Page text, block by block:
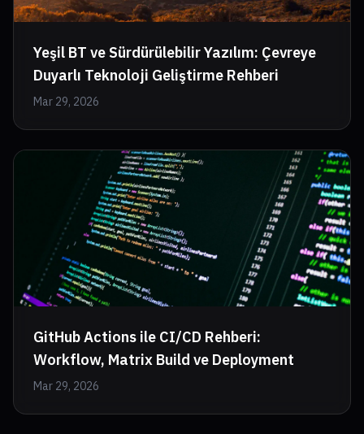
Yeşil BT ve Sürdürülebilir Yazılım: Çevreye
Duyarlı Teknoloji Geliştirme Rehberi
Mar 29, 2026
GitHub Actions ile CI/CD Rehberi:
Workflow, Matrix Build ve Deployment
Mar 29, 2026